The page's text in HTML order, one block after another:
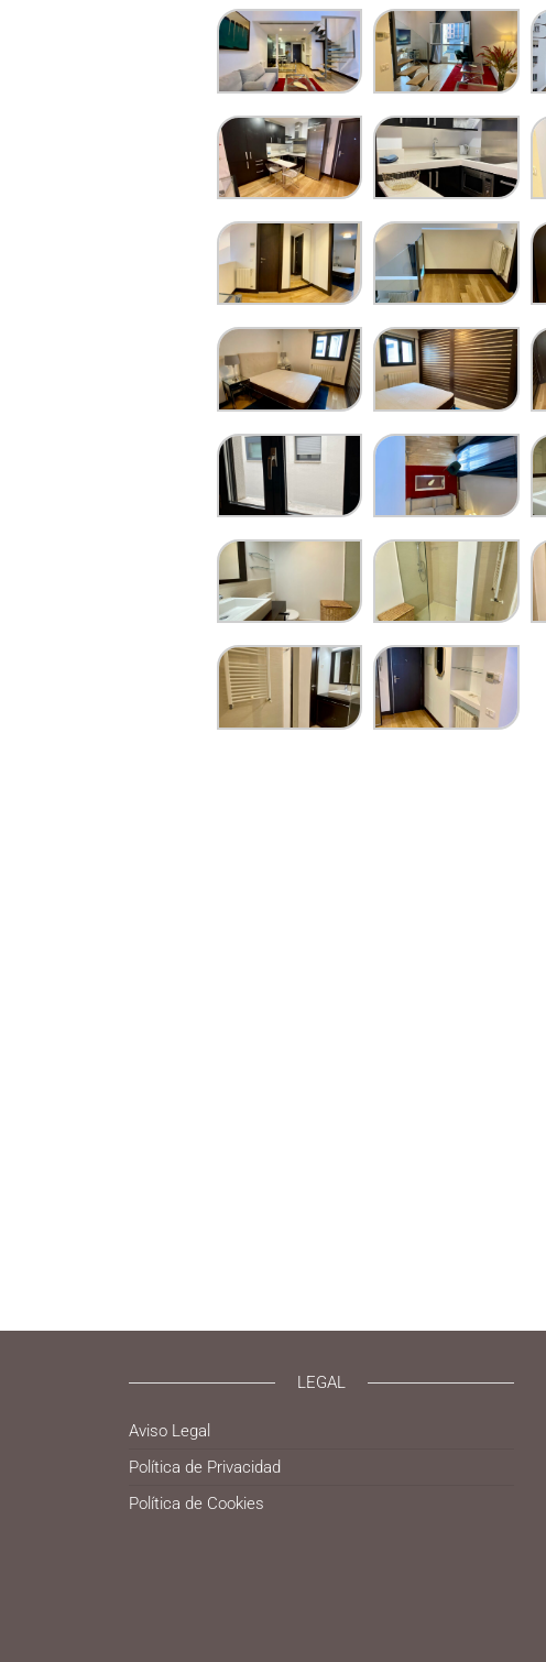
LEGAL
Aviso Legal
Política de Privacidad
Política de Cookies